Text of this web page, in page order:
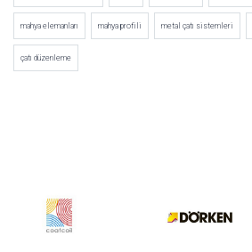
mahya elemanları mahya profili metal çatı sistemleri
çatı düzenleme